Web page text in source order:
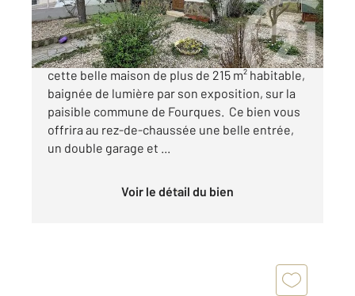
330 000 €
66300 FOURQUES - Imaginez votre vie dans
cette belle maison de plus de 215 m² habitable,
baignée de lumière par son exposition, sur la
paisible commune de Fourques. Ce bien vous
offrira au rez-de-chaussée une belle entrée,
un double garage et ...
Voir le détail du bien